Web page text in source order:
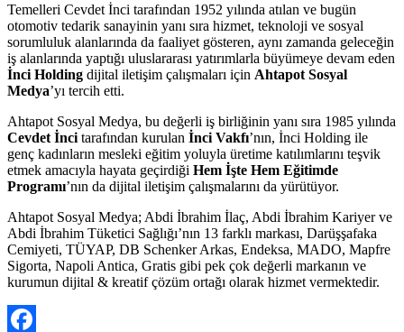
Temelleri Cevdet İnci tarafından 1952 yılında atılan ve bugün
otomotiv tedarik sanayinin yanı sıra hizmet, teknoloji ve sosyal
sorumluluk alanlarında da faaliyet gösteren, aynı zamanda geleceğin
iş alanlarında yaptığı uluslararası yatırımlarla büyümeye devam eden
İnci Holding dijital iletişim çalışmaları için Ahtapot Sosyal
Medya’yı tercih etti.
Ahtapot Sosyal Medya, bu değerli iş birliğinin yanı sıra 1985 yılında
Cevdet İnci tarafından kurulan İnci Vakfı’nın, İnci Holding ile
genç kadınların mesleki eğitim yoluyla üretime katılımlarını teşvik
etmek amacıyla hayata geçirdiği Hem İşte Hem Eğitimde
Programı’nın da dijital iletişim çalışmalarını da yürütüyor.
Ahtapot Sosyal Medya; Abdi İbrahim İlaç, Abdi İbrahim Kariyer ve
Abdi İbrahim Tüketici Sağlığı’nın 13 farklı markası, Darüşşafaka
Cemiyeti, TÜYAP, DB Schenker Arkas, Endeksa, MADO, Mapfre
Sigorta, Napoli Antica, Gratis gibi pek çok değerli markanın ve
kurumun dijital & kreatif çözüm ortağı olarak hizmet vermektedir.